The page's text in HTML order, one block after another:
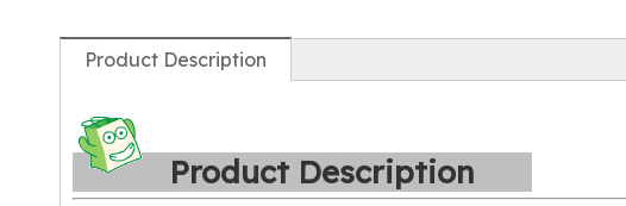
Product Description
Product Description